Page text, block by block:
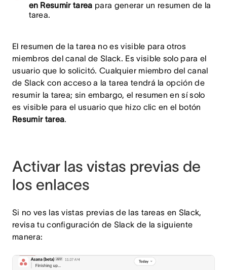
en Resumir tarea para generar un resumen de la
tarea.
El resumen de la tarea no es visible para otros
miembros del canal de Slack. Es visible solo para el
usuario que lo solicitó. Cualquier miembro del canal
de Slack con acceso a la tarea tendrá la opción de
resumir la tarea; sin embargo, el resumen en sí solo
es visible para el usuario que hizo clic en el botón
Resumir tarea.
Activar las vistas previas de
los enlaces
Si no ves las vistas previas de las tareas en Slack,
revisa tu configuración de Slack de la siguiente
manera: